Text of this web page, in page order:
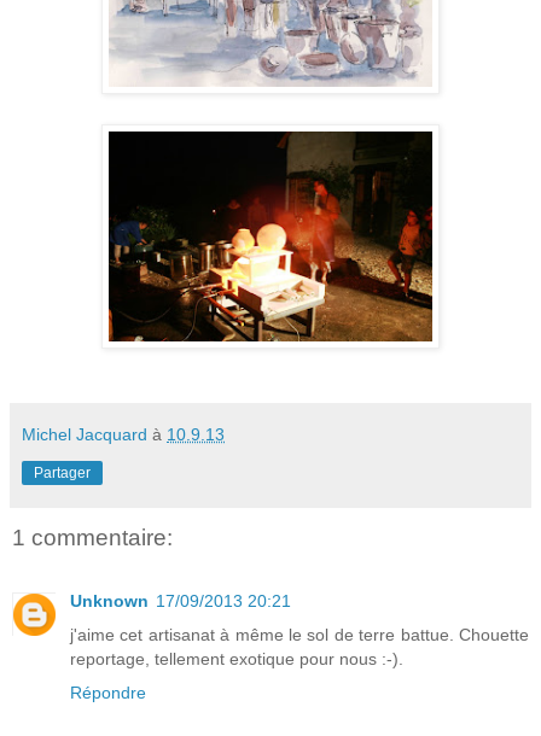
Michel Jacquard à 10.9.13
Partager
1 commentaire:
Unknown 17/09/2013 20:21
j'aime cet artisanat à même le sol de terre battue. Chouette
reportage, tellement exotique pour nous :-).
Répondre